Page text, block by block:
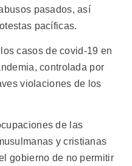
pasados, así
pacíficas.
casos de covid-19 en
controlada por
violaciones de los
de las
y cristianas
gobierno de no permitir